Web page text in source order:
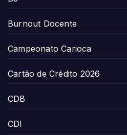
Burnout Docente
Campeonato Carioca
Cartão de Crédito 2026
CDB
CDI